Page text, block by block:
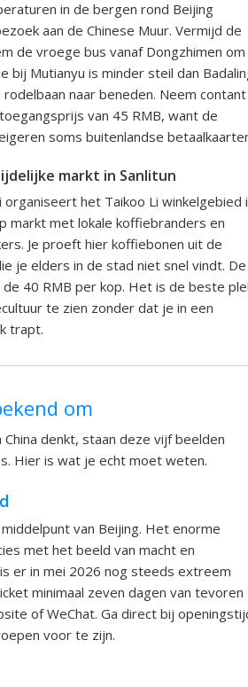
in de bergen rond Beijing
aan de Chinese Muur. Vermijd de
de vroege bus vanaf Dongzhimen om
bij Mutianyu is minder steil dan
naar beneden. Neem contant
van 45 RMB, want de
soms buitenlandse
markt in Sanlitun
organiseert het Taikoo Li winkelgebied
markt met lokale koffiebranders en
Je proeft hier koffiebonen uit de
je elders in de stad niet snel vindt. De
40 RMB per kop. Het is de beste
te zien zonder dat je in een
trapt.
om
China denkt, staan deze vijf beelden
Hier is wat je echt moet weten.
van Beijing. Het enorme
met het beeld van macht en
er in mei 2026 nog steeds extreem
minimaal zeven dagen van tevoren
of WeChat. Ga direct bij
voor te zijn.